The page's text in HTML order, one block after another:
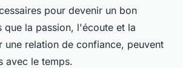
pour devenir un bon
que la passion, l'écoute et la
une relation de confiance, peuvent
avec le temps.